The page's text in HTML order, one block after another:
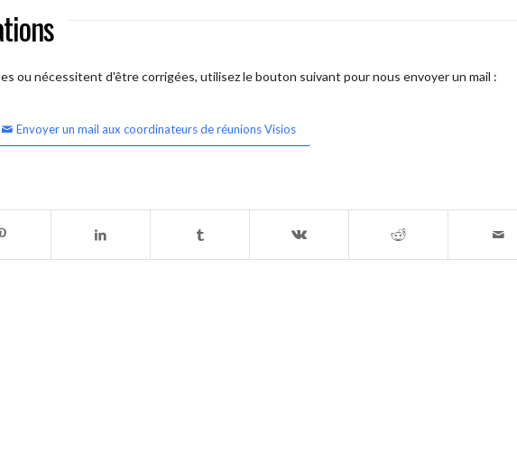
ou nécessitent d'être corrigées, utilisez le bouton suivant pour nous envoyer un mail :
Envoyer un mail aux coordinateurs de réunions Visios